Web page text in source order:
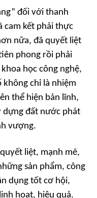
đối với thanh
cam kết phải thực
nữa, đã quyết liệt
phong rồi phải
học công nghệ,
không chỉ là nhiệm
thể hiện bản lĩnh,
dựng đất nước phát
vượng.
liệt, mạnh mẽ,
sản phẩm, công
dụng tốt cơ hội,
hoạt, hiệu quả.